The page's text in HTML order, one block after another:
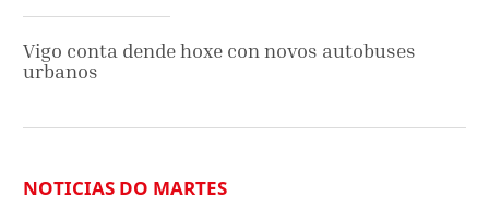
Vigo conta dende hoxe con novos autobuses
urbanos
NOTICIAS DO MARTES